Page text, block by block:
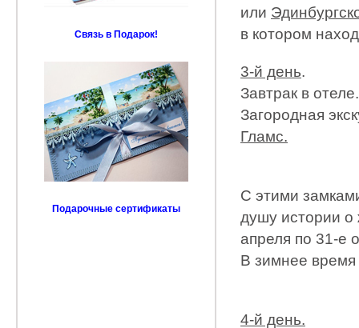
или
в котором
3-й день.
Завтрак в отеле.
Загородная
Гламс.
С этими
душу истории о
апреля по 31-е
В зимнее
4-й день.
Связь в Подарок!
Подарочные сертификаты